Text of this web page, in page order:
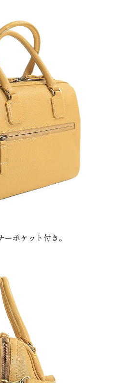
ポケット付き。